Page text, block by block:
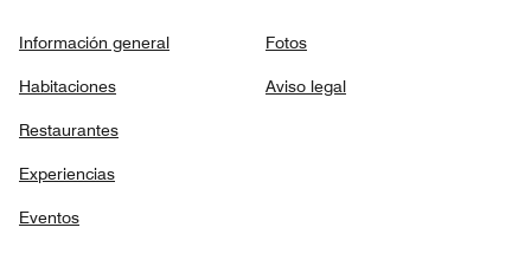
Información general
Habitaciones
Restaurantes
Experiencias
Eventos
Fotos
Aviso legal